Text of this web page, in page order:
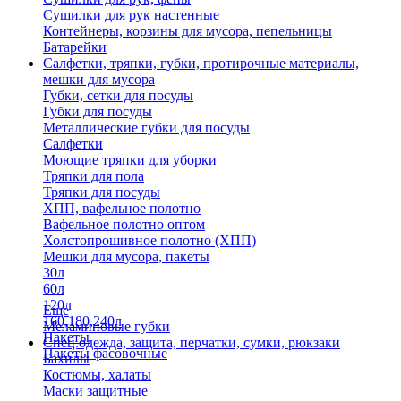
Сушилки для рук настенные
Контейнеры, корзины для мусора, пепельницы
Батарейки
Салфетки, тряпки, губки, протирочные материалы,
мешки для мусора
Губки, сетки для посуды
Губки для посуды
Металлические губки для посуды
Салфетки
Моющие тряпки для уборки
Тряпки для пола
Тряпки для посуды
ХПП, вафельное полотно
Вафельное полотно оптом
Холстопрошивное полотно (ХПП)
Мешки для мусора, пакеты
30л
60л
120л
160,180,240л
Пакеты
Пакеты фасовочные
Еще
Меламиновые губки
Спец.одежда, защита, перчатки, сумки, рюкзаки
Бахилы
Костюмы, халаты
Маски защитные